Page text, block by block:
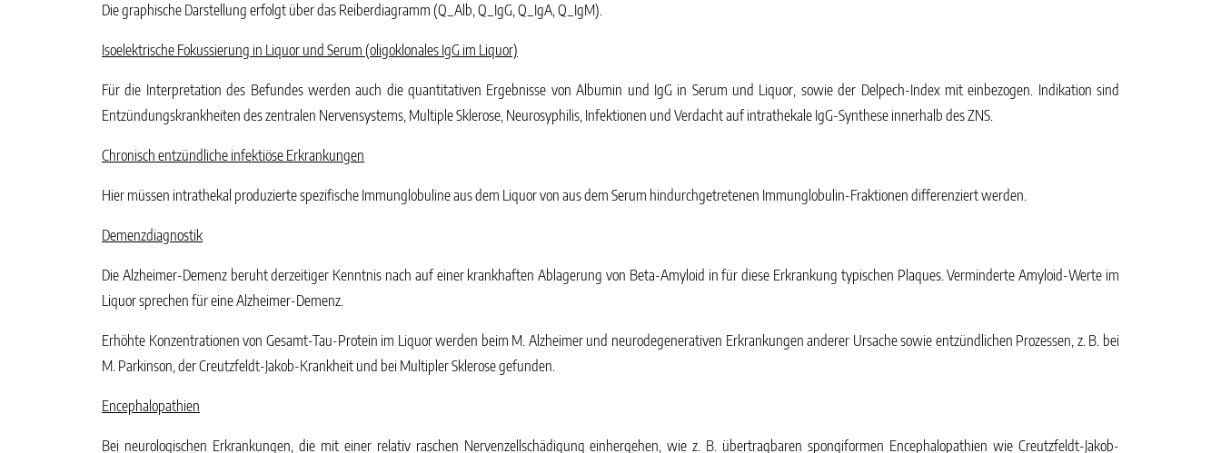
Die graphische Darstellung erfolgt über das Reiberdiagramm (Q_Alb, Q_IgG, Q_IgA, Q_IgM).
Isoelektrische Fokussierung in Liquor und Serum (oligoklonales IgG im Liquor)
Für die Interpretation des Befundes werden auch die quantitativen Ergebnisse von Albumin und IgG in Serum und Liquor, sowie der Delpech-Index mit einbezogen. Indikation sind
Entzündungskrankheiten des zentralen Nervensystems, Multiple Sklerose, Neurosyphilis, Infektionen und Verdacht auf intrathekale IgG-Synthese innerhalb des ZNS.
Chronisch entzündliche infektiöse Erkrankungen
Hier müssen intrathekal produzierte spezifische Immunglobuline aus dem Liquor von aus dem Serum hindurchgetretenen Immunglobulin-Fraktionen differenziert werden.
Demenzdiagnostik
Die Alzheimer-Demenz beruht derzeitiger Kenntnis nach auf einer krankhaften Ablagerung von Beta-Amyloid in für diese Erkrankung typischen Plaques. Verminderte Amyloid-Werte im
Liquor sprechen für eine Alzheimer-Demenz.
Erhöhte Konzentrationen von Gesamt-Tau-Protein im Liquor werden beim M. Alzheimer und neurodegenerativen Erkrankungen anderer Ursache sowie entzündlichen Prozessen, z. B. bei
M. Parkinson, der Creutzfeldt-Jakob-Krankheit und bei Multipler Sklerose gefunden.
Encephalopathien
Bei neurologischen Erkrankungen, die mit einer relativ raschen Nervenzellschädigung einhergehen, wie z. B. übertragbaren spongiformen Encephalopathien wie Creutzfeldt-Jakob-